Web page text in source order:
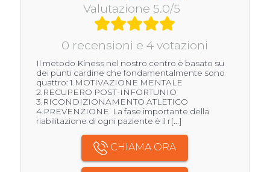
Valutazione 5.0/5
0 recensioni e 4 votazioni
Il metodo Kiness nel nostro centro è basato su
dei punti cardine che fondamentalmente sono
quattro: 1.MOTIVAZIONE MENTALE
2.RECUPERO POST-INFORTUNIO
3.RICONDIZIONAMENTO ATLETICO
4.PREVENZIONE. La fase importante della
riabilitazione di ogni paziente è il r[...]
CHIAMA ORA